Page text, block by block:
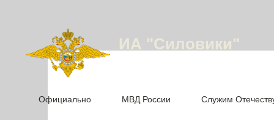
ИА "Силовики"
Официально МВД России Служим